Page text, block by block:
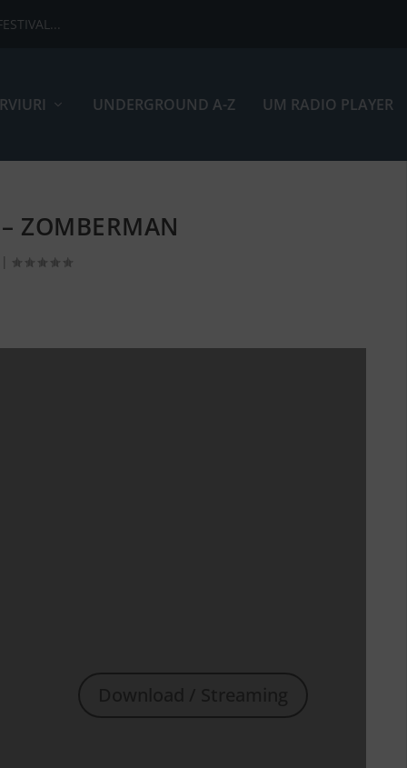
UNDERGROUND A-Z UM RADIO PLAYER
ZOMBERMAN
|